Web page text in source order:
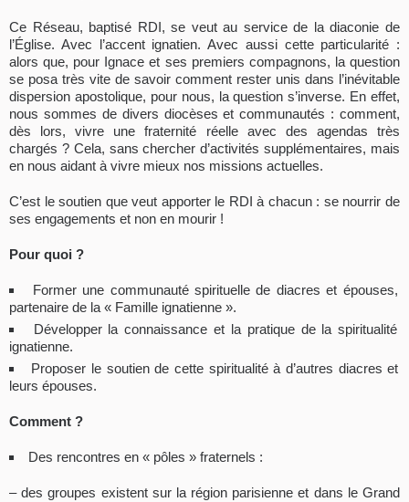
Ce Réseau, baptisé RDI, se veut au service de la diaconie de
l’Église. Avec l’accent ignatien. Avec aussi cette particularité :
alors que, pour Ignace et ses premiers compagnons, la question
se posa très vite de savoir comment rester unis dans l’inévitable
dispersion apostolique, pour nous, la question s’inverse. En effet,
nous sommes de divers diocèses et communautés : comment,
dès lors, vivre une fraternité réelle avec des agendas très
chargés ? Cela, sans chercher d’activités supplémentaires, mais
en nous aidant à vivre mieux nos missions actuelles.
C’est le soutien que veut apporter le RDI à chacun : se nourrir de
ses engagements et non en mourir !
Pour quoi ?
Former une communauté spirituelle de diacres et épouses,
partenaire de la « Famille ignatienne ».
Développer la connaissance et la pratique de la spiritualité
ignatienne.
Proposer le soutien de cette spiritualité à d’autres diacres et
leurs épouses.
Comment ?
Des rencontres en « pôles » fraternels :
– des groupes existent sur la région parisienne et dans le Grand